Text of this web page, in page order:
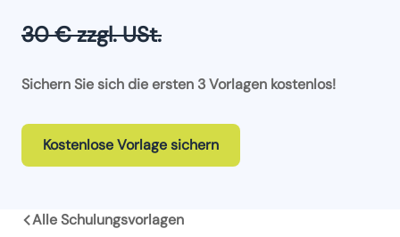
30 € zzgl. USt.
Sichern Sie sich die ersten 3 Vorlagen kostenlos!
Kostenlose Vorlage sichern
Alle Schulungsvorlagen